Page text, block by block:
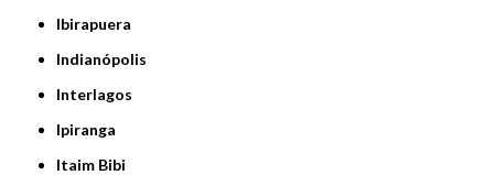
Ibirapuera
Indianópolis
Interlagos
Ipiranga
Itaim Bibi